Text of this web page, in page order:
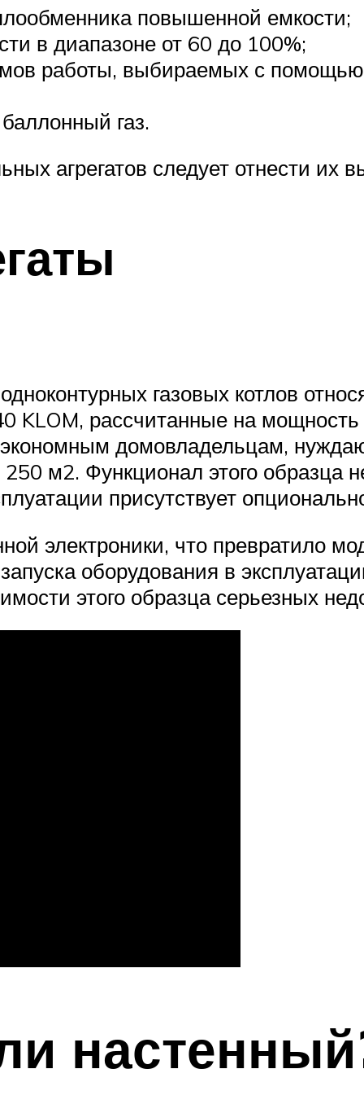
повышенной емкости;
в диапазоне от 60 до 100%;
работы, выбираемых с помощью
газ.
агрегатов следует отнести их
газовых котлов
рассчитанные на мощность
экономным домовладельцам,
м2. Функционал этого образца
присутствует
электроники, что превратило
оборудования в
этого образца серьезных